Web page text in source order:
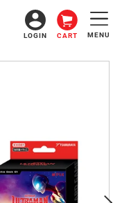
LOGIN CART MENU